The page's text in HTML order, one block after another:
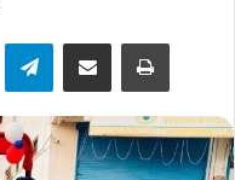
Telegram